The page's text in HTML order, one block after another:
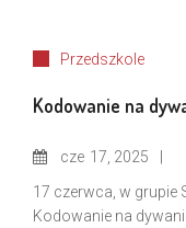
Przedszkole
Kodowanie na
cze 17, 2025
17 czerwca, w grupie
Kodowanie na